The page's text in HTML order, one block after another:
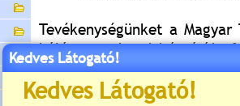
Tevékenységünket a
hálózat szakmai irányítója
irodánkba valamennyi
turistának szüksége
Kedves Látogató!